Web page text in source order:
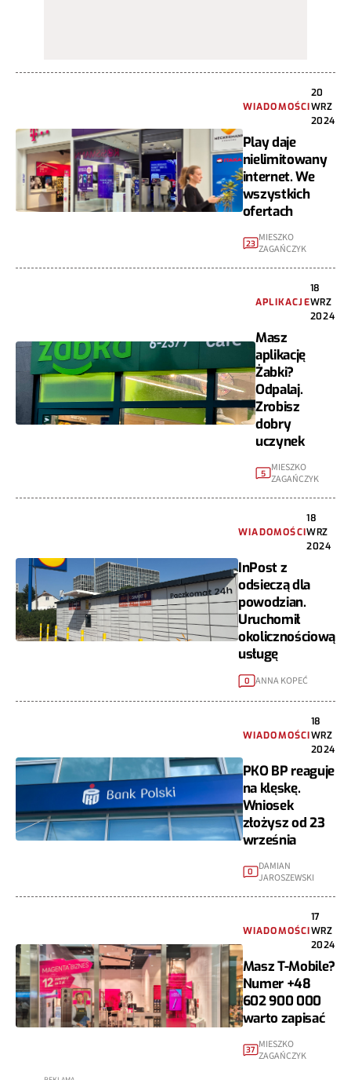
WIADOMOŚCI
20
WRZ
2024
Play daje
nielimitowany
internet. We
wszystkich
ofertach
23 MIESZKO
ZAGAŃCZYK
APLIKACJE
18
WRZ
2024
Masz
aplikację
Żabki?
Odpalaj.
Zrobisz
dobry
uczynek
5 MIESZKO
ZAGAŃCZYK
WIADOMOŚCI
18
WRZ
2024
InPost z
odsieczą dla
powodzian.
Uruchomił
okolicznościową
usługę
0 ANNA KOPEĆ
WIADOMOŚCI
18
WRZ
2024
PKO BP reaguje
na klęskę.
Wniosek
złożysz od 23
września
0 DAMIAN
JAROSZEWSKI
WIADOMOŚCI
17
WRZ
2024
Masz T-Mobile?
Numer +48
602 900 000
warto zapisać
37 MIESZKO
ZAGAŃCZYK